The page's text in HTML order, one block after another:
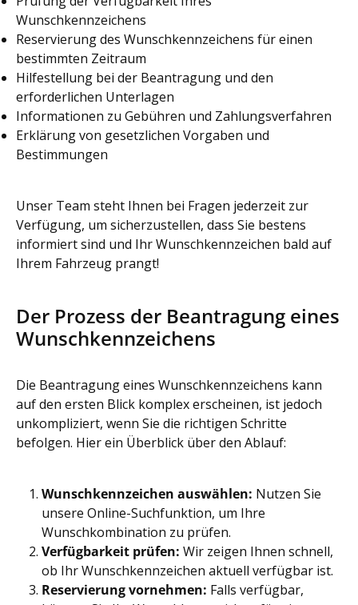
Wunschkennzeichens
Reservierung des Wunschkennzeichens für einen
bestimmten Zeitraum
Hilfestellung bei der Beantragung und den
erforderlichen Unterlagen
Informationen zu Gebühren und Zahlungsverfahren
Erklärung von gesetzlichen Vorgaben und
Bestimmungen
Unser Team steht Ihnen bei Fragen jederzeit zur
Verfügung, um sicherzustellen, dass Sie bestens
informiert sind und Ihr Wunschkennzeichen bald auf
Ihrem Fahrzeug prangt!
Der Prozess der Beantragung eines
Wunschkennzeichens
Die Beantragung eines Wunschkennzeichens kann
auf den ersten Blick komplex erscheinen, ist jedoch
unkompliziert, wenn Sie die richtigen Schritte
befolgen. Hier ein Überblick über den Ablauf:
Wunschkennzeichen auswählen: Nutzen Sie
unsere Online-Suchfunktion, um Ihre
Wunschkombination zu prüfen.
Verfügbarkeit prüfen: Wir zeigen Ihnen schnell,
ob Ihr Wunschkennzeichen aktuell verfügbar ist.
Reservierung vornehmen: Falls verfügbar,